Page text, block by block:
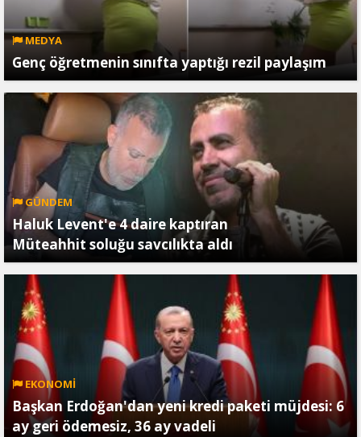
MEDYA
Genç öğretmenin sınıfta yaptığı rezil paylaşım
GÜNDEM
Haluk Levent'e 4 daire kaptıran
Müteahhit soluğu savcılıkta aldı
EKONOMİ
Başkan Erdoğan'dan yeni kredi paketi müjdesi: 6
ay geri ödemesiz, 36 ay vadeli